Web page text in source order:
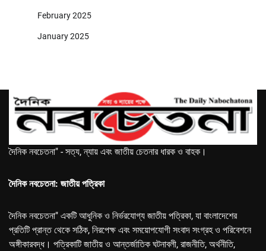
February 2025
January 2025
দৈনিক নবচেতনা" - সত্য, ন্যায় এবং জাতীয় চেতনার ধারক ও বাহক।
দৈনিক নবচেতনা: জাতীয় পত্রিকা
দৈনিক নবচেতনা" একটি আধুনিক ও নির্ভরযোগ্য জাতীয় পত্রিকা, যা বাংলাদেশের
প্রতিটি প্রান্ত থেকে সঠিক, নিরপেক্ষ এবং সময়োপযোগী সংবাদ সংগ্রহ ও পরিবেশনে
অঙ্গীকারবদ্ধ। পত্রিকাটি জাতীয় ও আন্তর্জাতিক ঘটনাবলী, রাজনীতি, অর্থনীতি,